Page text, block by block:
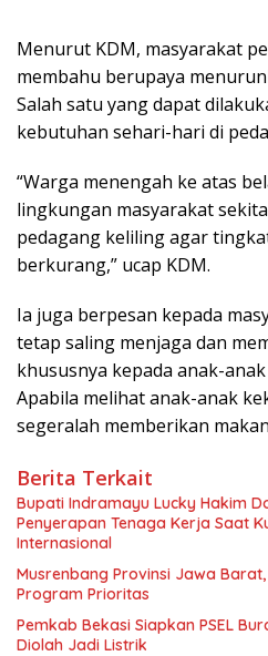
Menurut KDM, masyarakat
membahu berupaya
Salah satu yang dapat
kebutuhan sehari-hari di
“Warga menengah ke atas
lingkungan masyarakat
pedagang keliling agar
berkurang,” ucap KDM.
Ia juga berpesan kepada
tetap saling menjaga dan
khususnya kepada anak-
Apabila melihat anak-anak
segeralah memberikan
Berita Terkait
Bupati Indramayu Lucky Hakim
Penyerapan Tenaga Kerja Saat
Internasional
Musrenbang Provinsi Jawa
Program Prioritas
Pemkab Bekasi Siapkan PSEL
Diolah Jadi Listrik